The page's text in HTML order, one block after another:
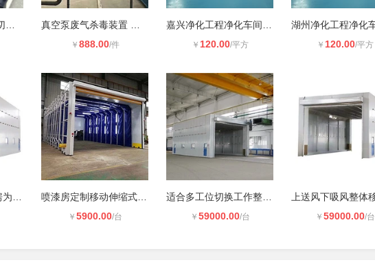
￥ 888.00/件 ￥ 120.00/平方 ￥ 120.00/平方
￥ 5900.00/台 ￥ 59000.00/台 ￥ 59000.00/台